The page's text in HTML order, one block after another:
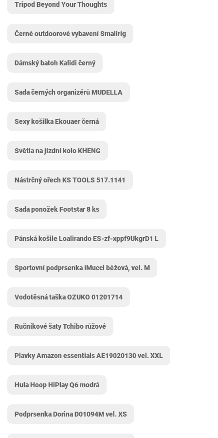
Tripod Beyond Your Thoughts
Černé outdoorové vybavení Smallrig
Dámský batoh Kalidi černý
Sada černých organizérů MUDELLA
Sexy košilka Ekouaer černá
Světla na jízdní kolo KHENG
Nástrčný ořech KS TOOLS 517.1141
Sada ponožek Footstar 8 ks
Pánská košile Loalirando ES-zf-xppf9UkgrD1 L
Sportovní podprsenka IMucci béžová, vel. M
Vodotěsná taška OZUKO 01201714
Ručníkové šaty Tchibo růžové
Plavky Amazon essentials AE19020130 vel. XXL
Hula Hoop HiPlay Q6 modrá
Podprsenka Dorina D01094M vel. XS